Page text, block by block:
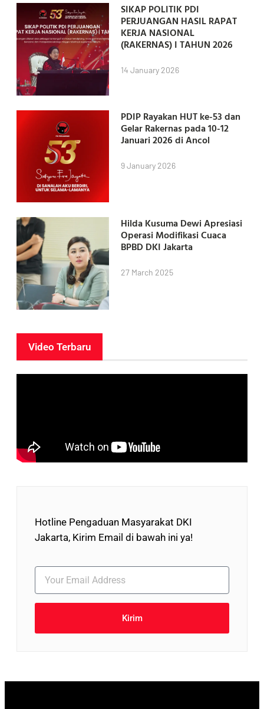
SIKAP POLITIK PDI
PERJUANGAN HASIL RAPAT
KERJA NASIONAL
(RAKERNAS) I TAHUN 2026
14 January 2026
PDIP Rayakan HUT ke-53 dan
Gelar Rakernas pada 10-12
Januari 2026 di Ancol
9 January 2026
Hilda Kusuma Dewi Apresiasi
Operasi Modifikasi Cuaca
BPBD DKI Jakarta
27 March 2025
Video Terbaru
Hotline Pengaduan Masyarakat DKI
Jakarta, Kirim Email di bawah ini ya!
Kirim